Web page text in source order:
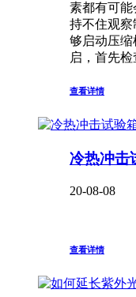
素都有可
持不住观
够启动压
启，首先
查看详情
冷热冲击
20-08-08
查看详情